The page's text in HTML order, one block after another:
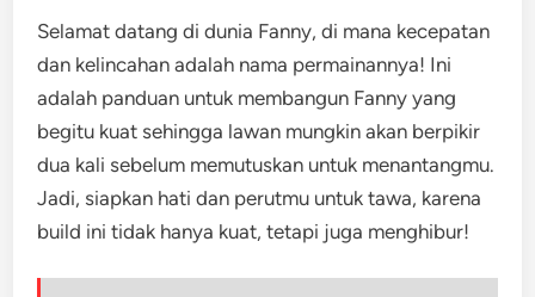
Selamat datang di dunia Fanny, di mana kecepatan
dan kelincahan adalah nama permainannya! Ini
adalah panduan untuk membangun Fanny yang
begitu kuat sehingga lawan mungkin akan berpikir
dua kali sebelum memutuskan untuk menantangmu.
Jadi, siapkan hati dan perutmu untuk tawa, karena
build ini tidak hanya kuat, tetapi juga menghibur!